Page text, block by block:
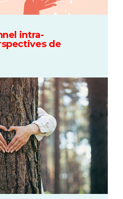
intra-
de